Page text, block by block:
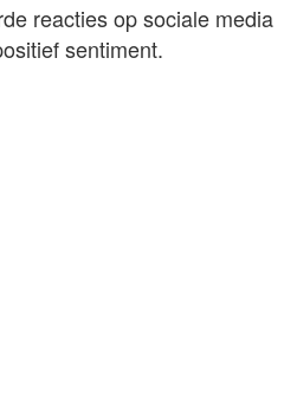
reacties op sociale media
sentiment.